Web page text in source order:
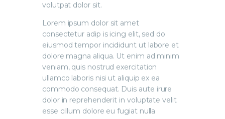
volutpat dolor sit.
Lorem ipsum dolor sit amet
consectetur adip is icing elit, sed do
eiusmod tempor incididunt ut labore et
dolore magna aliqua. Ut enim ad minim
veniam, quis nostrud exercitation
ullamco laboris nisi ut aliquip ex ea
commodo consequat. Duis aute irure
dolor in reprehenderit in voluptate velit
esse cillum dolore eu fugiat nulla